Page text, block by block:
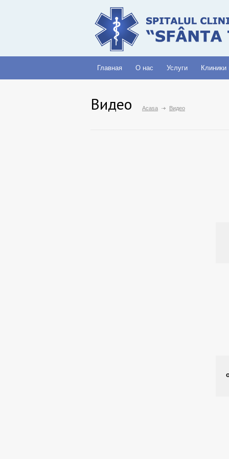
Главная О нас Услуги
Видео Acasa Видео